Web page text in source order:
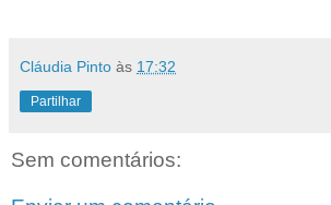
Cláudia Pinto às 17:32
Partilhar
Sem comentários: